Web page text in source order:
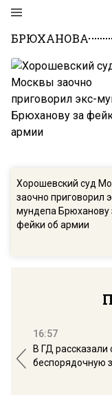
БРЮХАНОВА
Хорошевский суд
заочно приговорил
мундепа Брюханову
фейки об армии
16:57
В ГД рассказали
беспорядочную